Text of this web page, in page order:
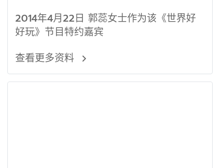
2014年4月22日 郭蕊女士作为该《世界好
好玩》节目特约嘉宾
查看更多资料